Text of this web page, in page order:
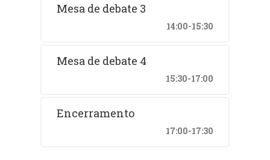
Mesa de debate 3
14:00-15:30
Mesa de debate 4
15:30-17:00
Encerramento
17:00-17:30